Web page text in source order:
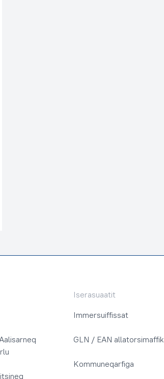
Iserasuaatit
Immersuiffissat
GLN / EAN allatorsimaffik
Kommuneqarfiga